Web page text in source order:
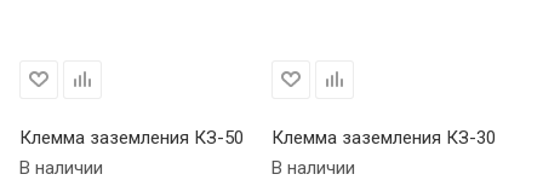
Клемма заземления КЗ-50
В наличии
Клемма заземления КЗ-30
В наличии